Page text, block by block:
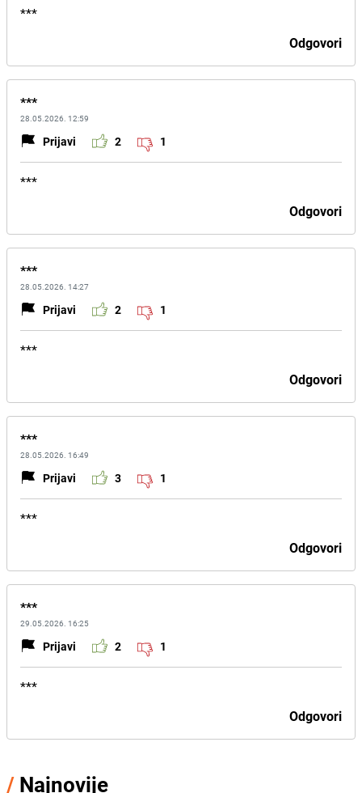
***
Odgovori
***
28.05.2026. 12:59
Prijavi 2 1
***
Odgovori
***
28.05.2026. 14:27
Prijavi 2 1
***
Odgovori
***
28.05.2026. 16:49
Prijavi 3 1
***
Odgovori
***
29.05.2026. 16:25
Prijavi 2 1
***
Odgovori
/ Najnovije